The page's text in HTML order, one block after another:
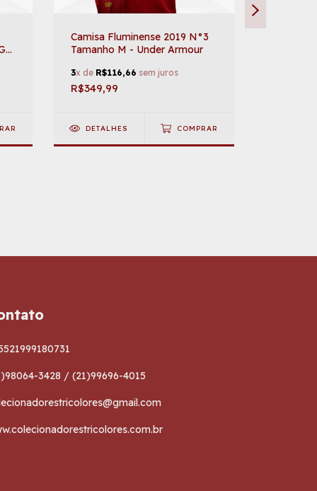
Camisa Fluminense 2019 N°3
Tamanho M - Under Armour
3x de R$116,66 sem juros
R$349,99
DETALHES COMPRAR
3428 / (21)99696-4015